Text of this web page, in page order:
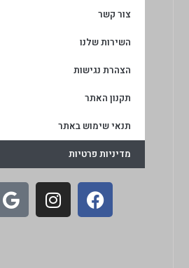
צור קשר
השירות שלנו
הצהרת נגישות
תקנון האתר
תנאי שימוש באתר
מדיניות פרטיות